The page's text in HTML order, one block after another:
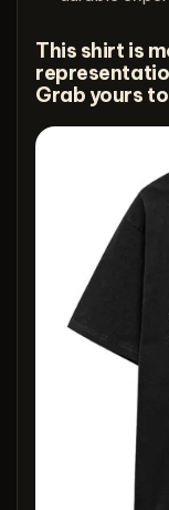
This shirt is
Grab yours